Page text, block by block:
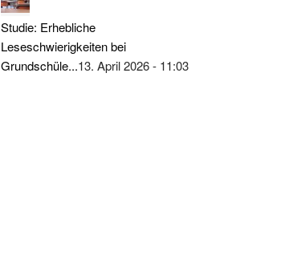
Studie: Erhebliche
Leseschwierigkeiten bei
Grundschüle...13. April 2026 - 11:03